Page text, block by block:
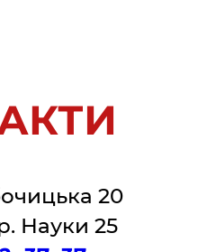
20
Науки 25